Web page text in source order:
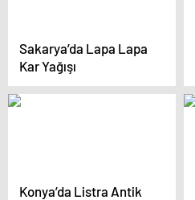
Sakarya’da Lapa Lapa
Kar Yağışı
Konya’da Listra Antik